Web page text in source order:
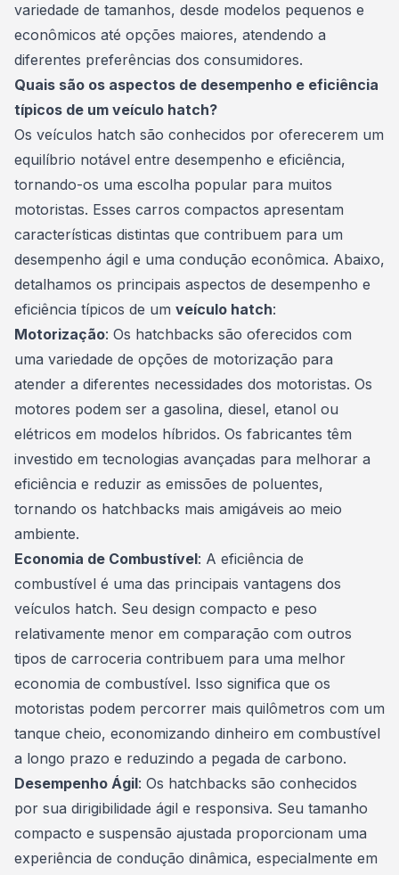
variedade de tamanhos, desde modelos pequenos e
econômicos até opções maiores, atendendo a
diferentes preferências dos consumidores.
Quais são os aspectos de desempenho e eficiência
típicos de um veículo hatch?
Os veículos hatch são conhecidos por oferecerem um
equilíbrio notável entre desempenho e eficiência,
tornando-os uma escolha popular para muitos
motoristas. Esses carros compactos apresentam
características distintas que contribuem para um
desempenho ágil e uma condução econômica. Abaixo,
detalhamos os principais aspectos de desempenho e
eficiência típicos de um veículo hatch:
Motorização: Os hatchbacks são oferecidos com
uma variedade de opções de motorização para
atender a diferentes necessidades dos motoristas. Os
motores podem ser a gasolina, diesel, etanol ou
elétricos em modelos híbridos. Os fabricantes têm
investido em tecnologias avançadas para melhorar a
eficiência e reduzir as emissões de poluentes,
tornando os hatchbacks mais amigáveis ao meio
ambiente.
Economia de Combustível: A eficiência de
combustível é uma das principais vantagens dos
veículos hatch. Seu design compacto e peso
relativamente menor em comparação com outros
tipos de carroceria contribuem para uma melhor
economia de combustível. Isso significa que os
motoristas podem percorrer mais quilômetros com um
tanque cheio, economizando dinheiro em combustível
a longo prazo e reduzindo a pegada de carbono.
Desempenho Ágil: Os hatchbacks são conhecidos
por sua dirigibilidade ágil e responsiva. Seu tamanho
compacto e suspensão ajustada proporcionam uma
experiência de condução dinâmica, especialmente em